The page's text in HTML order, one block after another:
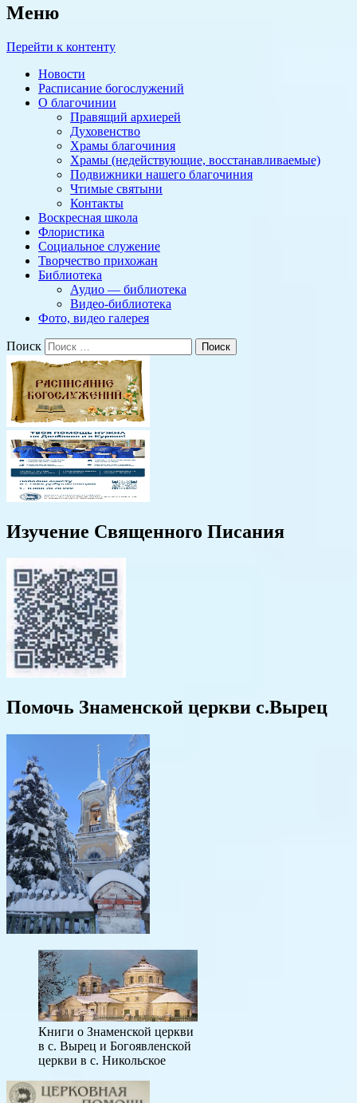
Меню
Перейти к контенту
Новости
Расписание богослужений
О благочинии
Правящий архиерей
Духовенство
Храмы благочиния
Храмы (недействующие, восстанавливаемые)
Подвижники нашего благочиния
Чтимые святыни
Контакты
Воскресная школа
Флористика
Социальное служение
Творчество прихожан
Библиотека
Аудио — библиотека
Видео-библиотека
Фото, видео галерея
Поиск
Изучение Священного Писания
Помочь Знаменской церкви с.Вырец
Книги о Знаменской церкви
в с. Вырец и Богоявленской
церкви в с. Никольское